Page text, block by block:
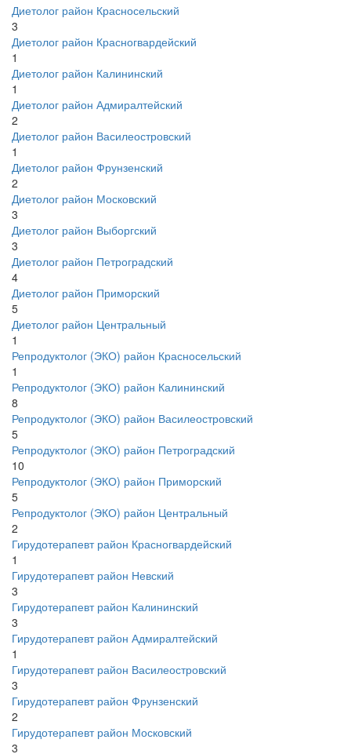
Диетолог район Красносельский
3
Диетолог район Красногвардейский
1
Диетолог район Калининский
1
Диетолог район Адмиралтейский
2
Диетолог район Василеостровский
1
Диетолог район Фрунзенский
2
Диетолог район Московский
3
Диетолог район Выборгский
3
Диетолог район Петроградский
4
Диетолог район Приморский
5
Диетолог район Центральный
1
Репродуктолог (ЭКО) район Красносельский
1
Репродуктолог (ЭКО) район Калининский
8
Репродуктолог (ЭКО) район Василеостровский
5
Репродуктолог (ЭКО) район Петроградский
10
Репродуктолог (ЭКО) район Приморский
5
Репродуктолог (ЭКО) район Центральный
2
Гирудотерапевт район Красногвардейский
1
Гирудотерапевт район Невский
3
Гирудотерапевт район Калининский
3
Гирудотерапевт район Адмиралтейский
1
Гирудотерапевт район Василеостровский
3
Гирудотерапевт район Фрунзенский
2
Гирудотерапевт район Московский
3